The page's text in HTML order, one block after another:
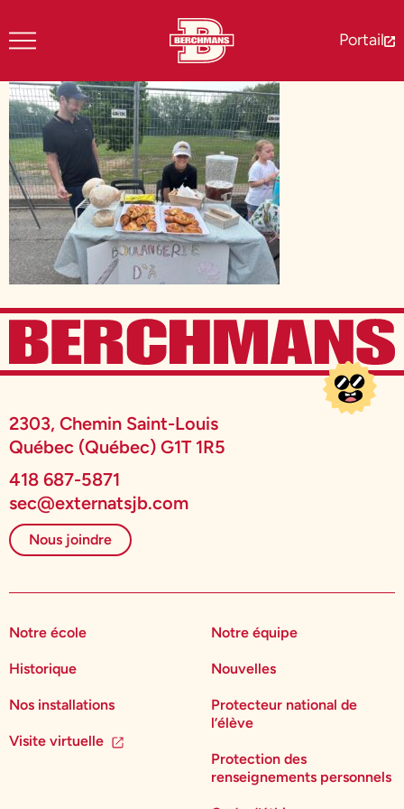
Portail
2303, Chemin Saint-Louis
Québec (Québec) G1T 1R5
418 687-5871
sec@externatsjb.com
Nous joindre
Notre école
Historique
Nos installations
Visite virtuelle
Notre équipe
Nouvelles
Protecteur national de
l’élève
Protection des
renseignements personnels